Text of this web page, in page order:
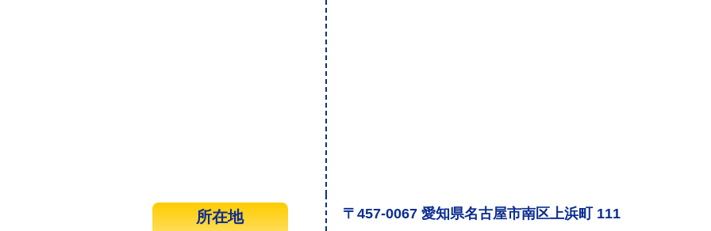
所在地
〒457-0067 愛知県名古屋市南区上浜町 111